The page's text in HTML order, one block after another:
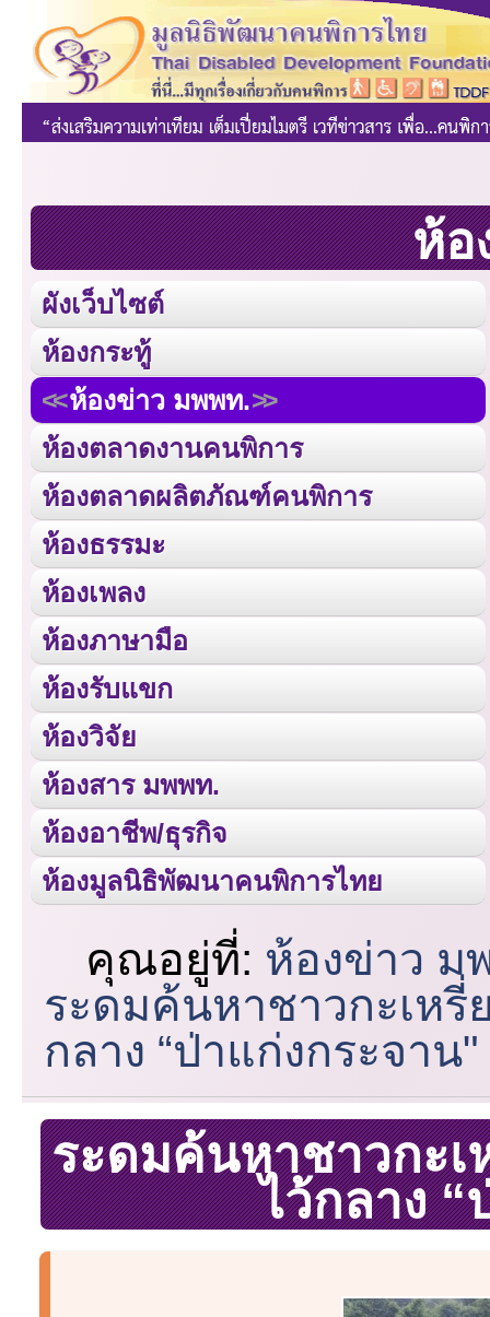
ห้อ
ผังเว็บไซต์
ห้องกระทู้
ห้องข่าว มพพท.
ห้องตลาดงานคนพิการ
ห้องตลาดผลิตภัณฑ์คนพิการ
ห้องธรรมะ
ห้องเพลง
ห้องภาษามือ
ห้องรับแขก
ห้องวิจัย
ห้องสาร มพพท.
ห้องอาชีพ/ธุรกิจ
ห้องมูลนิธิพัฒนาคนพิการไทย
คุณอยู่ที่: ห้องข่าว ม
ระดมค้นหาชาวกะเหรี่
กลาง “ป่าแก่งกระจาน"
ระดมค้นหาชาวกะเ
ไว้กลาง